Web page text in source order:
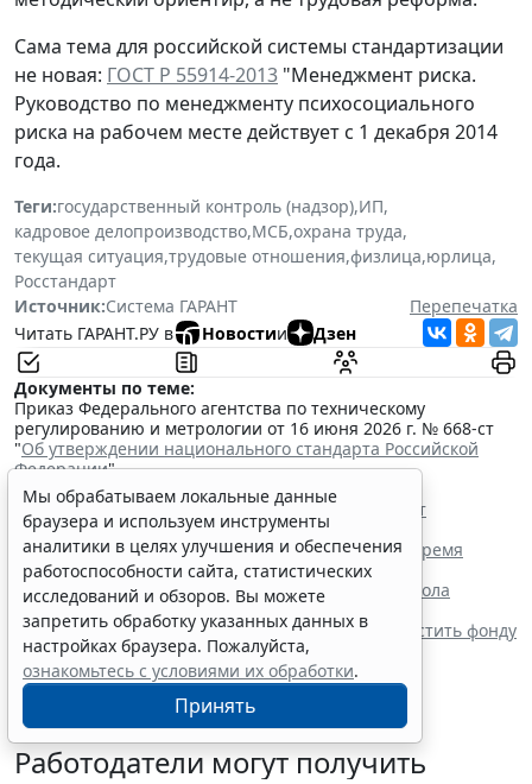
Сама тема для российской системы стандартизации
не новая: ГОСТ Р 55914-2013 "Менеджмент риска.
Руководство по менеджменту психосоциального
риска на рабочем месте действует с 1 декабря 2014
года.
Теги:государственный контроль (надзор),ИП,
кадровое делопроизводство,МСБ,охрана труда,
текущая ситуация,трудовые отношения,физлица,юрлица,
Росстандарт
Источник:Система ГАРАНТ
Перепечатка
Читать ГАРАНТ.РУ в
Новостии Дзен
Документы по теме:
Приказ Федерального агентства по техническому
регулированию и метрологии от 16 июня 2026 г. № 668-ст
"Об утверждении национального стандарта Российской
Федерации"
Читайте также:
Росстандарт разработал проект ГОСТа для СИЗ от
электрической дуги
Сотрудник имеет право уйти с места работы во время
обеденного перерыва
Роструд напомнил о нюансах заполнения протокола
проверки знаний по охране труда
Верховный Суд РФ заставил работодателя возместить фонду
переплату пособия
Работодатели могут получить
Мы обрабатываем локальные данные
браузера и используем инструменты
аналитики в целях улучшения и обеспечения
работоспособности сайта, статистических
исследований и обзоров. Вы можете
запретить обработку указанных данных в
настройках браузера. Пожалуйста,
ознакомьтесь с условиями их обработки.
Принять